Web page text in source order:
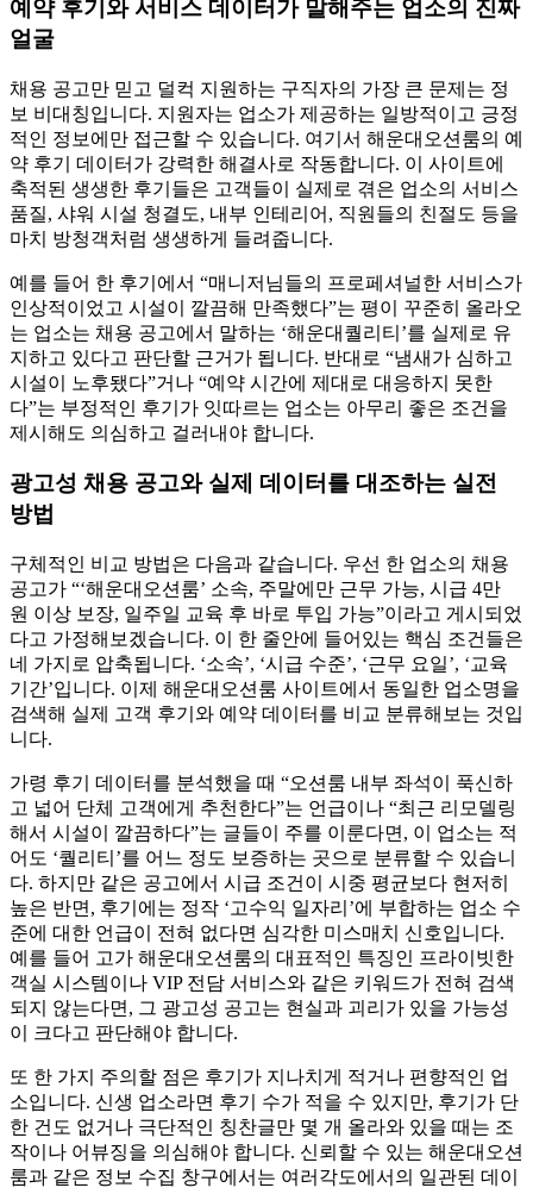
예약 후기와 서비스 데이터가 말해주는 업소의 진짜
얼굴
채용 공고만 믿고 덜컥 지원하는 구직자의 가장 큰 문제는 정
보 비대칭입니다. 지원자는 업소가 제공하는 일방적이고 긍정
적인 정보에만 접근할 수 있습니다. 여기서 해운대오션룸의 예
약 후기 데이터가 강력한 해결사로 작동합니다. 이 사이트에
축적된 생생한 후기들은 고객들이 실제로 겪은 업소의 서비스
품질, 샤워 시설 청결도, 내부 인테리어, 직원들의 친절도 등을
마치 방청객처럼 생생하게 들려줍니다.
예를 들어 한 후기에서 “매니저님들의 프로페셔널한 서비스가
인상적이었고 시설이 깔끔해 만족했다”는 평이 꾸준히 올라오
는 업소는 채용 공고에서 말하는 ‘해운대퀄리티’를 실제로 유
지하고 있다고 판단할 근거가 됩니다. 반대로 “냄새가 심하고
시설이 노후됐다”거나 “예약 시간에 제대로 대응하지 못한
다”는 부정적인 후기가 잇따르는 업소는 아무리 좋은 조건을
제시해도 의심하고 걸러내야 합니다.
광고성 채용 공고와 실제 데이터를 대조하는 실전
방법
구체적인 비교 방법은 다음과 같습니다. 우선 한 업소의 채용
공고가 “‘해운대오션룸’ 소속, 주말에만 근무 가능, 시급 4만
원 이상 보장, 일주일 교육 후 바로 투입 가능”이라고 게시되었
다고 가정해보겠습니다. 이 한 줄안에 들어있는 핵심 조건들은
네 가지로 압축됩니다. ‘소속’, ‘시급 수준’, ‘근무 요일’, ‘교육
기간’입니다. 이제 해운대오션룸 사이트에서 동일한 업소명을
검색해 실제 고객 후기와 예약 데이터를 비교 분류해보는 것입
니다.
가령 후기 데이터를 분석했을 때 “오션룸 내부 좌석이 푹신하
고 넓어 단체 고객에게 추천한다”는 언급이나 “최근 리모델링
해서 시설이 깔끔하다”는 글들이 주를 이룬다면, 이 업소는 적
어도 ‘퀄리티’를 어느 정도 보증하는 곳으로 분류할 수 있습니
다. 하지만 같은 공고에서 시급 조건이 시중 평균보다 현저히
높은 반면, 후기에는 정작 ‘고수익 일자리’에 부합하는 업소 수
준에 대한 언급이 전혀 없다면 심각한 미스매치 신호입니다.
예를 들어 고가 해운대오션룸의 대표적인 특징인 프라이빗한
객실 시스템이나 VIP 전담 서비스와 같은 키워드가 전혀 검색
되지 않는다면, 그 광고성 공고는 현실과 괴리가 있을 가능성
이 크다고 판단해야 합니다.
또 한 가지 주의할 점은 후기가 지나치게 적거나 편향적인 업
소입니다. 신생 업소라면 후기 수가 적을 수 있지만, 후기가 단
한 건도 없거나 극단적인 칭찬글만 몇 개 올라와 있을 때는 조
작이나 어뷰징을 의심해야 합니다. 신뢰할 수 있는 해운대오션
룸과 같은 정보 수집 창구에서는 여러각도에서의 일관된 데이